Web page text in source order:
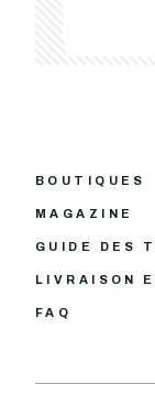
BOUTIQUES
MAGAZINE
GUIDE DES
LIVRAISON
FAQ